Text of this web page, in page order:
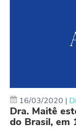
16/03/2020 |
Dra. Maitê
do Brasil, em